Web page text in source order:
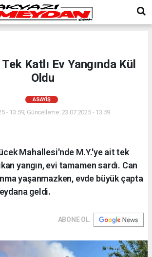
Katlı Ev Yangında Kül
Oldu
ASAYIŞ
- 13:59, Güncelleme: 23.07.2025 - 13:59
Mahallesi'nde M.Y.'ye ait tek
yangın, evi tamamen sardı. Can
yaşanmazken, evde büyük çapta
geldi.
ABONE OL